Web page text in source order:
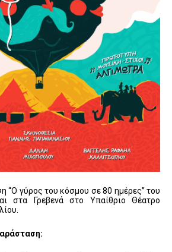
“Ο γύρος του κόσμου σε 80 ημέρες” του
στα Γρεβενά στο Υπαίθριο Θέατρο